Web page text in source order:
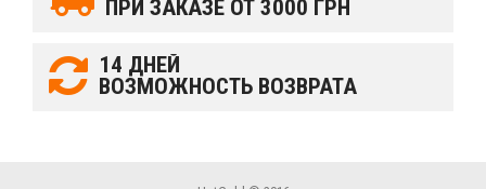
ПРИ ЗАКАЗЕ ОТ 3000 ГРН
14 ДНЕЙ
ВОЗМОЖНОСТЬ ВОЗВРАТА